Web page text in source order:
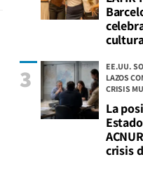
EE.UU.
LAZOS
CRISIS
La
crisis
3